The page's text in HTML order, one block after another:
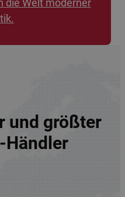
die Welt moderner
und größter
Händler